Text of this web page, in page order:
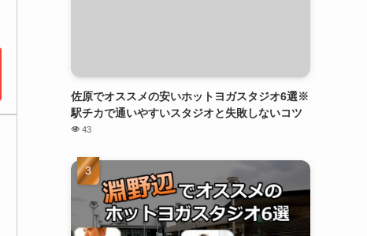
佐原でオススメの安いホットヨガスタジオ6選※
駅チカで通いやすいスタジオと失敗しないコツ
43